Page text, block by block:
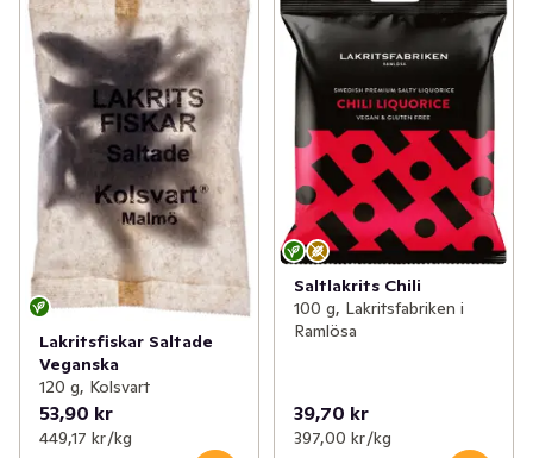
Lakritsfiskar Saltade
Veganska
120 g, Kolsvart
53,90 kr
449,17 kr /kg
Saltlakrits Chili
100 g, Lakritsfabriken i
Ramlösa
39,70 kr
397,00 kr /kg